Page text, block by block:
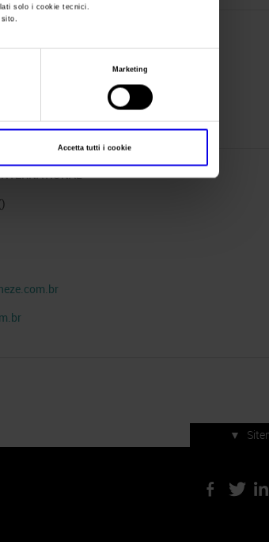
solo i cookie tecnici.
sito.
Marketing
Accetta tutti i cookie
▼
Servizi di